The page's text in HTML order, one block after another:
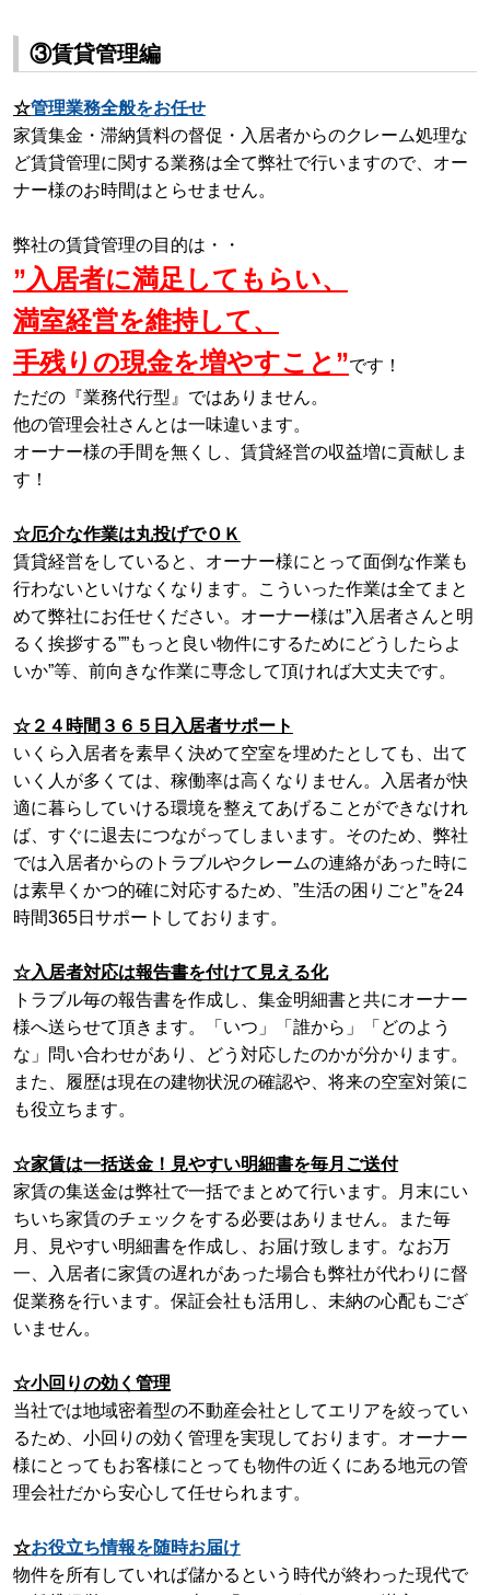
③賃貸管理編
☆管理業務全般をお任せ
家賃集金・滞納賃料の督促・入居者からのクレーム処理な
ど賃貸管理に関する業務は全て弊社で行いますので、オー
ナー様のお時間はとらせません。
弊社の賃貸管理の目的は・・
”入居者に満足してもらい、
満室経営を維持して、
手残りの現金を増やすこと”です！
ただの『業務代行型』ではありません。
他の管理会社さんとは一味違います。
オーナー様の手間を無くし、賃貸経営の収益増に貢献しま
す！
☆厄介な作業は丸投げでＯＫ
賃貸経営をしていると、オーナー様にとって面倒な作業も
行わないといけなくなります。こういった作業は全てまと
めて弊社にお任せください。オーナー様は”入居者さんと明
るく挨拶する””もっと良い物件にするためにどうしたらよ
いか”等、前向きな作業に専念して頂ければ大丈夫です。
☆２４時間３６５日入居者サポート
いくら入居者を素早く決めて空室を埋めたとしても、出て
いく人が多くては、稼働率は高くなりません。
入居者が快
適に暮らしていける環境を整えてあげることができなけれ
ば、すぐに退去につながってしまいます。 そのため、弊社
では入居者からのトラブルやクレームの連絡があった時に
は素早くかつ的確に対応するため、”生活の困りごと”を24
時間365日サポートしております。
☆入居者対応は報告書を付けて見える化
トラブル毎の報告書を作成し、集金明細書と共にオーナー
様へ送らせて頂きます。「いつ」「誰から」「どのよう
な」問い合わせがあり、どう対応したのかが分かります。
また、履歴は現在の建物状況の確認や、将来の空室対策に
も役立ちます。
☆家賃は一括送金！見やすい明細書を毎月ご送付
家賃の集送金は弊社で一括でまとめて行います。月末にい
ちいち家賃のチェックをする必要はありません。また毎
月、見やすい明細書を作成し、お届け致します。なお万
一、入居者に家賃の遅れがあった場合も弊社が代わりに督
促業務を行います。保証会社も活用し、未納の心配もござ
いません。
☆小回りの効く管理
当社では地域密着型の不動産会社としてエリアを絞ってい
るため、 小回りの効く管理を実現しております。オーナー
様にとってもお客様にとっても物件の近くにある地元の管
理会社だから安心して任せられます。
☆お役立ち情報を随時お届け
物件を所有していれば儲かるという時代が終わった現代で